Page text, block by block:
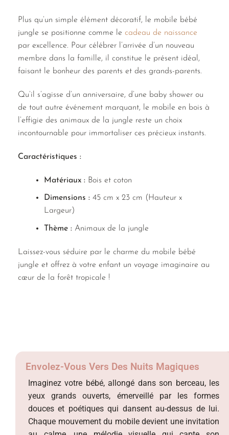
Plus qu’un simple élément décoratif, le mobile bébé
jungle se positionne comme le cadeau de naissance
par excellence. Pour célébrer l’arrivée d’un nouveau
membre dans la famille, il constitue le présent idéal,
faisant le bonheur des parents et des grands-parents.
Qu’il s’agisse d’un anniversaire, d’une baby shower ou
de tout autre événement marquant, le mobile en bois à
l’effigie des animaux de la jungle reste un choix
incontournable pour immortaliser ces précieux instants.
Caractéristiques :
Matériaux :Bois et coton
Dimensions :45 cm x 23 cm (Hauteur x
Largeur)
Thème :Animaux de la jungle
Laissez-vous séduire par le charme du mobile bébé
jungle et offrez à votre enfant un voyage imaginaire au
cœur de la forêt tropicale !
Envolez-Vous Vers Des Nuits Magiques
Imaginez votre bébé, allongé dans son berceau, les
yeux grands ouverts, émerveillé par les formes
douces et poétiques qui dansent au-dessus de lui.
Chaque mouvement du mobile devient une invitation